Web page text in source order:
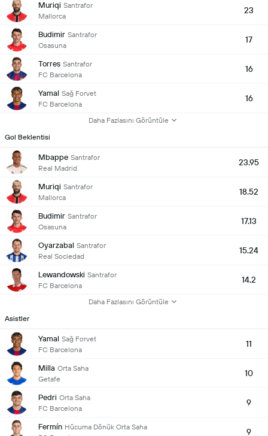
Muriqi Santrafor
Mallorca
23
Budimir Santrafor
Osasuna
17
Torres Santrafor
FC Barcelona
16
Yamal Sağ Forvet
FC Barcelona
16
Daha Fazlasını Görüntüle
Gol Beklentisi
Mbappe Santrafor
Real Madrid
23.95
Muriqi Santrafor
Mallorca
18.52
Budimir Santrafor
Osasuna
17.13
Oyarzabal Santrafor
Real Sociedad
15.24
Lewandowski Santrafor
FC Barcelona
14.2
Daha Fazlasını Görüntüle
Asistler
Yamal Sağ Forvet
FC Barcelona
11
Milla Orta Saha
Getafe
10
Pedri Orta Saha
FC Barcelona
9
Fermín Hücuma Dönük Orta Saha
9